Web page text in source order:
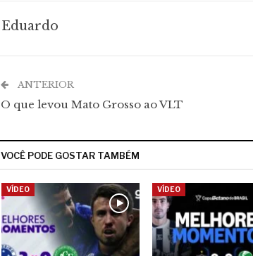
Eduardo
ANTERIOR
O que levou Mato Grosso ao VLT
VOCÊ PODE GOSTAR TAMBÉM
VÍDEO VÍDEO